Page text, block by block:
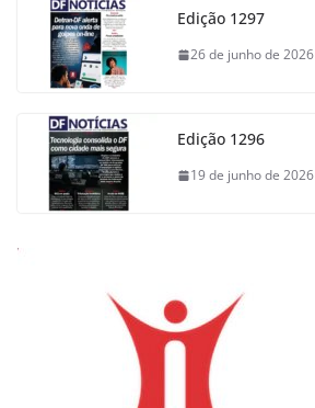
Edição 1297
26 de junho de 2026
Edição 1296
19 de junho de 2026